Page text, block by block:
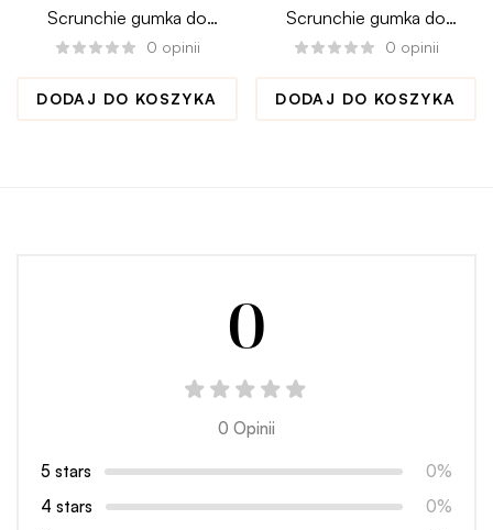
Scrunchie gumka do
włosów BELLISSIMA maxi
0 opinii
DODAJ DO KOSZYKA
Scrunchie gumka do
włosów
medium
0 opinii
DODAJ DO KOSZYKA
0
0 Opinii
5 stars
0%
4 stars
0%